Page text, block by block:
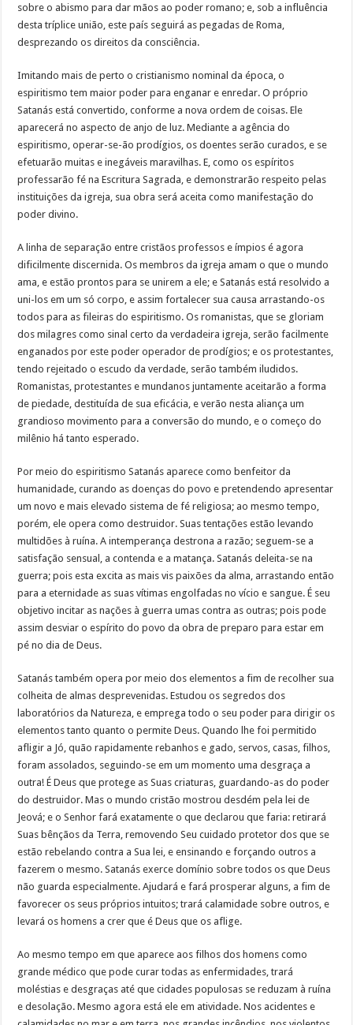
sobre o abismo para dar mãos ao poder romano; e, sob a influência
desta tríplice união, este país seguirá as pegadas de Roma,
desprezando os direitos da consciência.
Imitando mais de perto o cristianismo nominal da época, o
espiritismo tem maior poder para enganar e enredar. O próprio
Satanás está convertido, conforme a nova ordem de coisas. Ele
aparecerá no aspecto de anjo de luz. Mediante a agência do
espiritismo, operar-se-ão prodígios, os doentes serão curados, e se
efetuarão muitas e inegáveis maravilhas. E, como os espíritos
professarão fé na Escritura Sagrada, e demonstrarão respeito pelas
instituições da igreja, sua obra será aceita como manifestação do
poder divino.
A linha de separação entre cristãos professos e ímpios é agora
dificilmente discernida. Os membros da igreja amam o que o mundo
ama, e estão prontos para se unirem a ele; e Satanás está resolvido a
uni-los em um só corpo, e assim fortalecer sua causa arrastando-os
todos para as fileiras do espiritismo. Os romanistas, que se gloriam
dos milagres como sinal certo da verdadeira igreja, serão facilmente
enganados por este poder operador de prodígios; e os protestantes,
tendo rejeitado o escudo da verdade, serão também iludidos.
Romanistas, protestantes e mundanos juntamente aceitarão a forma
de piedade, destituída de sua eficácia, e verão nesta aliança um
grandioso movimento para a conversão do mundo, e o começo do
milênio há tanto esperado.
Por meio do espiritismo Satanás aparece como benfeitor da
humanidade, curando as doenças do povo e pretendendo apresentar
um novo e mais elevado sistema de fé religiosa; ao mesmo tempo,
porém, ele opera como destruidor. Suas tentações estão levando
multidões à ruína. A intemperança destrona a razão; seguem-se a
satisfação sensual, a contenda e a matança. Satanás deleita-se na
guerra; pois esta excita as mais vis paixões da alma, arrastando então
para a eternidade as suas vítimas engolfadas no vício e sangue. É seu
objetivo incitar as nações à guerra umas contra as outras; pois pode
assim desviar o espírito do povo da obra de preparo para estar em
pé no dia de Deus.
Satanás também opera por meio dos elementos a fim de recolher sua
colheita de almas desprevenidas. Estudou os segredos dos
laboratórios da Natureza, e emprega todo o seu poder para dirigir os
elementos tanto quanto o permite Deus. Quando lhe foi permitido
afligir a Jó, quão rapidamente rebanhos e gado, servos, casas, filhos,
foram assolados, seguindo-se em um momento uma desgraça a
outra! É Deus que protege as Suas criaturas, guardando-as do poder
do destruidor. Mas o mundo cristão mostrou desdém pela lei de
Jeová; e o Senhor fará exatamente o que declarou que faria: retirará
Suas bênçãos da Terra, removendo Seu cuidado protetor dos que se
estão rebelando contra a Sua lei, e ensinando e forçando outros a
fazerem o mesmo. Satanás exerce domínio sobre todos os que Deus
não guarda especialmente. Ajudará e fará prosperar alguns, a fim de
favorecer os seus próprios intuitos; trará calamidade sobre outros, e
levará os homens a crer que é Deus que os aflige.
Ao mesmo tempo em que aparece aos filhos dos homens como
grande médico que pode curar todas as enfermidades, trará
moléstias e desgraças até que cidades populosas se reduzam à ruína
e desolação. Mesmo agora está ele em atividade. Nos acidentes e